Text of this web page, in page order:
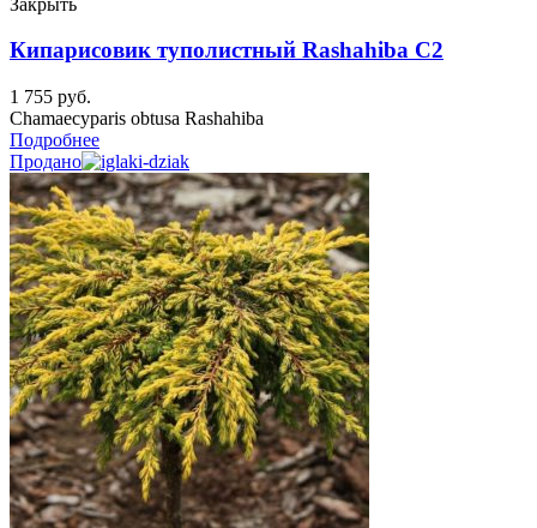
Кипарисовик туполистный Rashahiba C2
1 755 руб.
Chamaecyparis obtusa Rashahiba
Подробнее
Продано